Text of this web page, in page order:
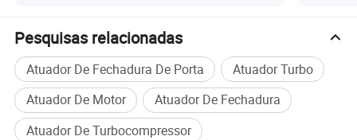
Pesquisas relacionadas
Atuador De Fechadura De Porta
Atuador Turbo
Atuador De Motor
Atuador De Fechadura
Atuador De Turbocompressor